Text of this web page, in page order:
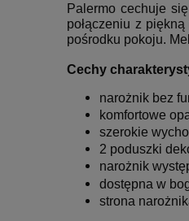
Palermo cechuje
połączeniu z
pośrodku pokoju.
Cechy
narożnik bez
komfortowe
szerokie
2 poduszki
narożnik
dostępna w
strona